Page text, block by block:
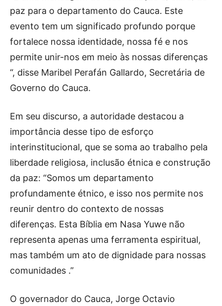
paz para o departamento do Cauca. Este
evento tem um significado profundo porque
fortalece nossa identidade, nossa fé e nos
permite unir-nos em meio às nossas diferenças
“, disse Maribel Perafán Gallardo, Secretária de
Governo do Cauca.
Em seu discurso, a autoridade destacou a
importância desse tipo de esforço
interinstitucional, que se soma ao trabalho pela
liberdade religiosa, inclusão étnica e construção
da paz: “Somos um departamento
profundamente étnico, e isso nos permite nos
reunir dentro do contexto de nossas
diferenças. Esta Bíblia em Nasa Yuwe não
representa apenas uma ferramenta espiritual,
mas também um ato de dignidade para nossas
comunidades .”
O governador do Cauca, Jorge Octavio